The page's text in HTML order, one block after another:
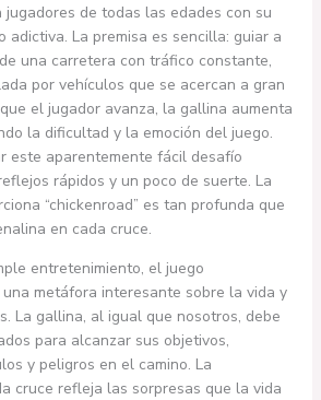
jugadores de todas las edades con su
adictiva. La premisa es sencilla: guiar a
una carretera con tráfico constante,
por vehículos que se acercan a gran
el jugador avanza, la gallina aumenta
la dificultad y la emoción del juego.
este aparentemente fácil desafío
rápidos y un poco de suerte. La
“chickenroad” es tan profunda que
en cada cruce.
entretenimiento, el juego
una metáfora interesante sobre la vida y
La gallina, al igual que nosotros, debe
para alcanzar sus objetivos,
y peligros en el camino. La
cruce refleja las sorpresas que la vida